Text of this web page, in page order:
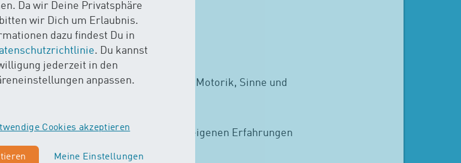
Da wir Deine Privatsphäre
wir Dich um Erlaubnis.
dazu findest Du in
. Du kannst
jederzeit in den
anpassen.
Cookies akzeptieren
Meine Einstellungen
Der frühe Kontakt mit Wasser stärkt Motorik, Sinne und
Grundprinzip. Die Kinder dürfen ihre eigenen Erfahrungen
aber ohne Druck.